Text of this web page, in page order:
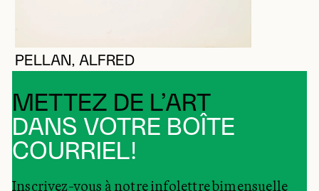
PELLAN, ALFRED
METTEZ DE L’ART
DANS VOTRE BOÎTE
COURRIEL!
Inscrivez-vous à notre infolettre bimensuelle